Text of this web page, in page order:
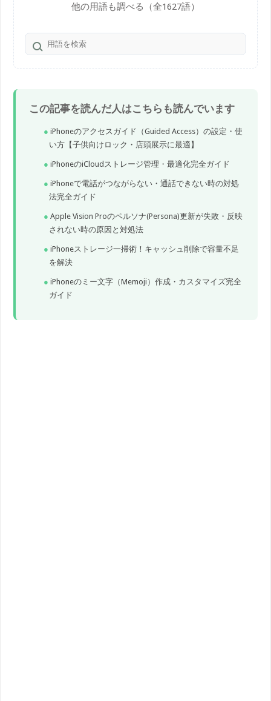
他の用語も調べる（全1627語）
この記事を読んだ人はこちらも読んでいます
iPhoneのアクセスガイド（Guided Access）の設定・使
い方【子供向けロック・店頭展示に最適】
iPhoneのiCloudストレージ管理・最適化完全ガイド
iPhoneで電話がつながらない・通話できない時の対処
法完全ガイド
Apple Vision Proのペルソナ(Persona)更新が失敗・反映
されない時の原因と対処法
iPhoneストレージ一掃術！キャッシュ削除で容量不足
を解決
iPhoneのミー文字（Memoji）作成・カスタマイズ完全
ガイド